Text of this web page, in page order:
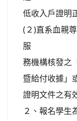
低收入戶證明
(２)直系血親
服
務機構核發之
暨給付收據」
證明文件之有
２、報名學生